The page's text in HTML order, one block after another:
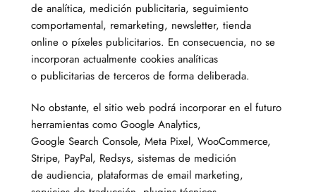
de analítica, medición publicitaria, seguimiento
comportamental, remarketing, newsletter, tienda
online o píxeles publicitarios. En consecuencia, no se
incorporan actualmente cookies analíticas
o publicitarias de terceros de forma deliberada.
No obstante, el sitio web podrá incorporar en el futuro
herramientas como Google Analytics,
Google Search Console, Meta Pixel, WooCommerce,
Stripe, PayPal, Redsys, sistemas de medición
de audiencia, plataformas de email marketing,